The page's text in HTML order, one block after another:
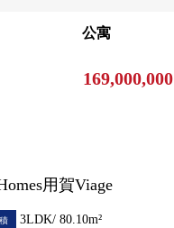
公寓
用賀Viage
169,000,000
3LDK/ 80.10m²